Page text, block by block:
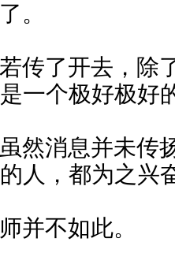
。
传了开去，除
一个极好极好
然消息并未传
人，都为之兴
并不如此。